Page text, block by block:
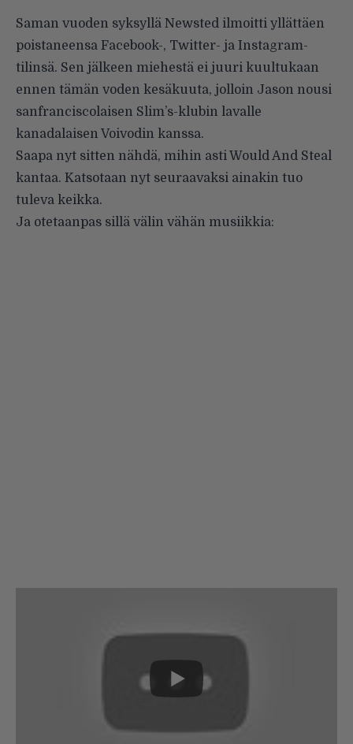
Saman vuoden syksyllä Newsted ilmoitti yllättäen
poistaneensa Facebook-, Twitter- ja Instagram-
tilinsä. Sen jälkeen miehestä ei juuri kuultukaan
ennen tämän voden kesäkuuta, jolloin Jason nousi
sanfranciscolaisen Slim’s-klubin lavalle
kanadalaisen Voivodin kanssa.
Saapa nyt sitten nähdä, mihin asti Would And Steal
kantaa. Katsotaan nyt seuraavaksi ainakin tuo
tuleva keikka.
Ja otetaanpas sillä välin vähän musiikkia: